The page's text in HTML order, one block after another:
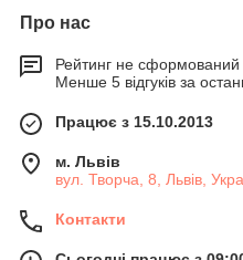
Про нас
Рейтинг не сформований
Менше 5 відгуків за
Працює з 15.10.2013
м. Львів
вул. Творча, 8, Львів,
Контакти